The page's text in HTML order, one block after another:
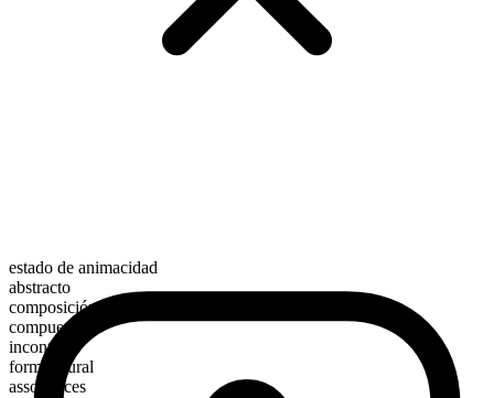
estado de animacidad
abstracto
composición morfológica
compuesto
incontable
forma plural
assonances